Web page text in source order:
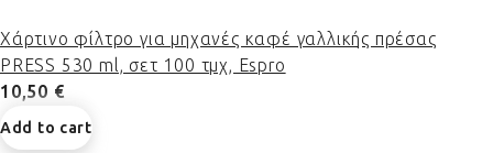
Χάρτινο φίλτρο για μηχανές καφέ γαλλικής πρέσας
PRESS 530 ml, σετ 100 τμχ, Espro
10,50 €
Add to cart